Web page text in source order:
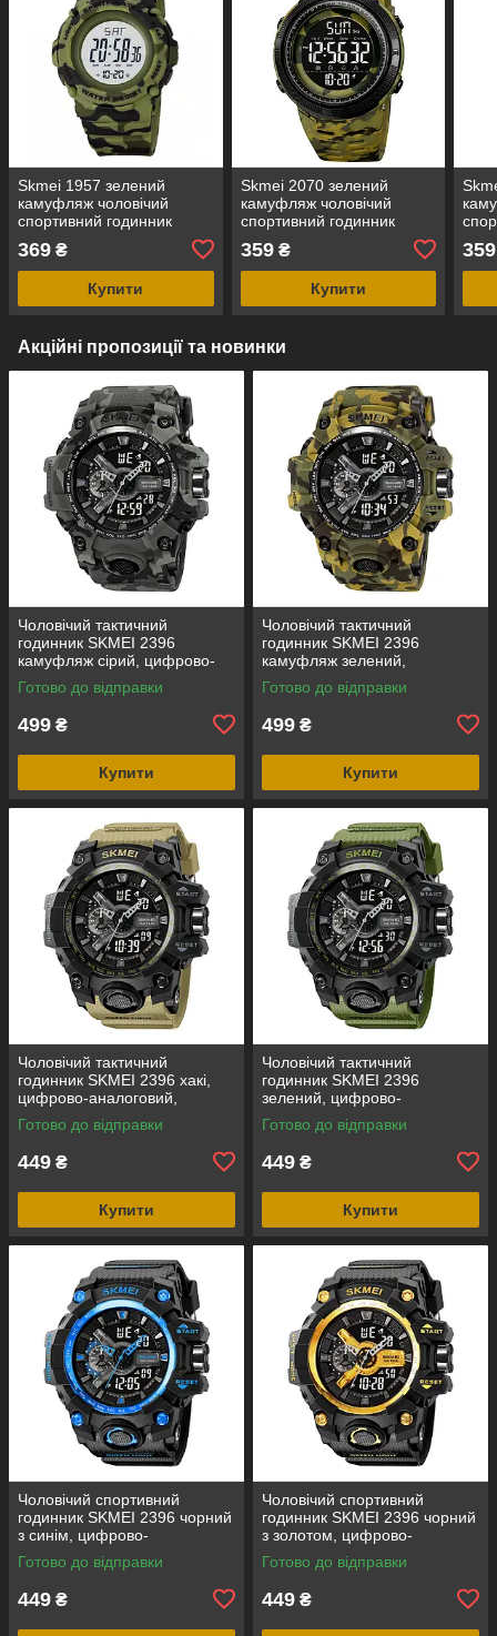
Skmei 1957 зелений
камуфляж чоловічий
спортивний годинник
369 ₴
Купити
Skmei 2070 зелений
камуфляж чоловічий
спортивний годинник
359₴
Купити
359
Акційні пропозиції та новинки
Чоловічий тактичний
годинник SKMEI 2396
камуфляж сірий, цифрово-
аналоговий, водозахист 5
ATM
Готово до відправки
499 ₴
Купити
Чоловічий тактичний
годинник SKMEI 2396
камуфляж зелений,
цифрово-аналоговий,
водозахист 5 ATM
Готово до відправки
499 ₴
Купити
Чоловічий тактичний
годинник SKMEI 2396 хакі,
цифрово-аналоговий,
водозахист 5 ATM
Готово до відправки
449 ₴
Купити
Чоловічий тактичний
годинник SKMEI 2396
зелений, цифрово-
аналоговий, водозахист 5
ATM
Готово до відправки
449 ₴
Купити
Чоловічий спортивний
годинник SKMEI 2396 чорний
з синім, цифрово-
аналоговий, водозахист 5
ATM
Готово до відправки
449 ₴
Чоловічий спортивний
годинник SKMEI 2396 чорний
з золотом, цифрово-
аналоговий, водозахист 5
ATM
Готово до відправки
449 ₴